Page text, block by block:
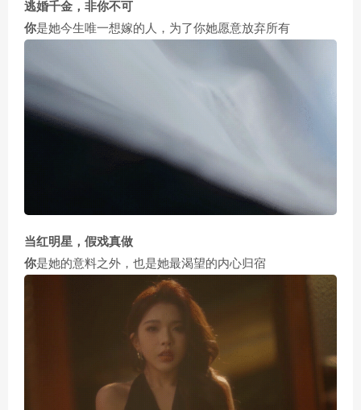
逃婚千金，非你不可
你是她今生唯一想嫁的人，为了你她愿意放弃所有
当红明星，假戏真做
你是她的意料之外，也是她最渴望的内心归宿